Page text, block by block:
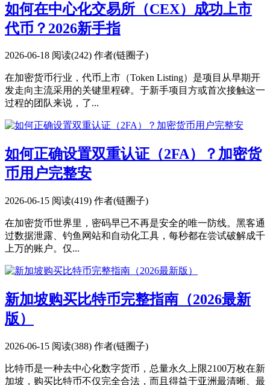
如何在中心化交易所（CEX）成功上市
代币？2026新手指
2026-06-18 阅读(242) 作者(链圈子)
在加密货币行业，代币上市（Token Listing）是项目从早期开
发走向主流采用的关键里程碑。于新手项目方或首次接触这一
过程的团队来说，了...
如何正确设置双重认证（2FA）？加密货
币用户完整安
2026-06-15 阅读(419) 作者(链圈子)
在加密货币世界里，密码早已不再是安全的唯一防线。黑客通
过数据泄露、钓鱼网站和自动化工具，每秒都在尝试破解成千
上万的账户。仅...
新加坡购买比特币完整指南（2026最新
版）
2026-06-15 阅读(388) 作者(链圈子)
比特币是一种去中心化数字货币，总量永久上限2100万枚在新
加坡，购买比特币不仅完全合法，而且得益于亚洲最清晰、最